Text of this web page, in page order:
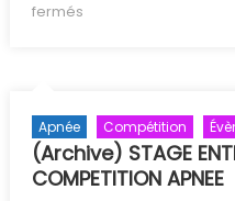
fermés
Apnée Compétition
(Archive) STAGE
COMPETITION APNEE